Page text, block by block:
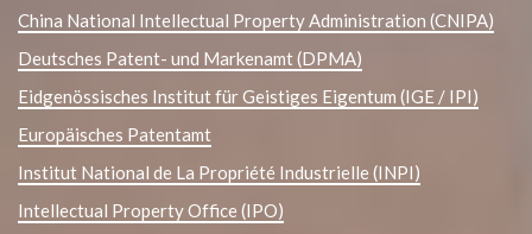
China National Intellectual Property Administration (CNIPA)
Deutsches Patent- und Markenamt (DPMA)
Eidgenössisches Institut für Geistiges Eigentum (IGE / IPI)
Europäisches Patentamt
Institut National de La Propriété Industrielle (INPI)
Intellectual Property Office (IPO)